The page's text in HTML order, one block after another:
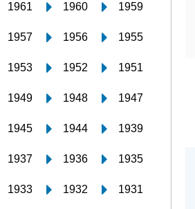
1961 1960 1959
1957 1956 1955
1953 1952 1951
1949 1948 1947
1945 1944 1939
1937 1936 1935
1933 1932 1931